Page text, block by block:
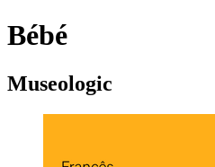
Bébé
Museologic